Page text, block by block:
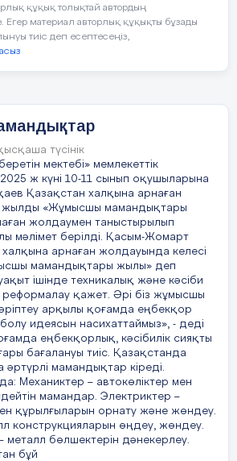
адал әрі
қараған азамат
бағасын алып,
тұрып орын алары
қолдап біз жастар
жұмысшы
деген
арттырып, кадр
ісінде табысқа жете
ойлаймын. Жұмысшы
мәртебесін көтеру
еңбек адамының
оның кәсіби
шыңдау, жұмысшы
жан-жақты
жүзеге аса берсін
жоқ, кез келген еңбек
Ең бастысы, әркім
терең сезініп, өз міндетін
тиіс. Сонда ғана еліміз
жолына түседі.
құқық толықтай автордың
Егер материал авторлық құқықты бұзады
тиіс деп есептесеңіз,
түсінік
мектебі» мемлекеттік
ж күні 10-11 сынып оқушыларына
Қазақстан халқына арнаған
жылды «Жұмысшы мамандықтары
жолдаумен таныстырылып
мәлімет берілді. Қасым-Жомарт
халқына арнаған жолдауында келесі
мамандықтары жылы» деп
ішінде техникалық және кәсіби
реформалау қажет. Әрі біз жұмысшы
арқылы қоғамда еңбекқор
идеясын насихаттаймыз», - деді
еңбекқорлық, кәсібилік сияқты
бағалануы тиіс. Қазақстанда
мамандықтар кіреді.
Механиктер – автокөліктер мен
мамандар. Электриктер –
құрылғыларын орнату және жөндеу.
конструкцияларын өңдеу, жөндеу.
металл бөлшектерін дәнекерлеу.
бұй